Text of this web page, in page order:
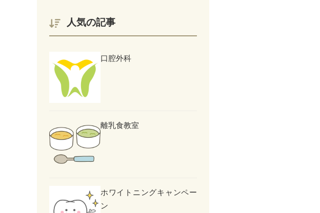
人気の記事
口腔外科
離乳食教室
ホワイトニングキャンペー
ン